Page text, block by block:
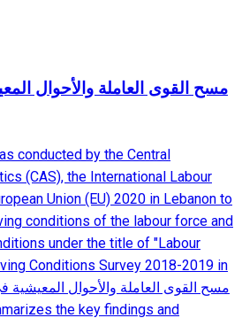
conducted by the Central
(CAS), the International Labour
Union (EU) 2020 in Lebanon to
conditions of the labour force and
under the title of "Labour
Conditions Survey 2018-2019 in